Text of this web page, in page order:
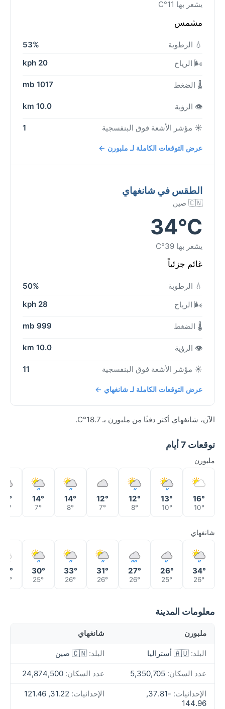
يشعر بها 11°C
مشمس
💧 الرطوبة
53%
🌬️ الرياح
20 kph
🌡️ الضغط 1017 mb
👁️ الرؤية 10.0 km
☀️ مؤشر الأشعة فوق البنفسجية 1
عرض التوقعات الكاملة لـ ملبورن ←
الطقس في شانغهاي
🇨🇳 صين
34°C
يشعر بها 39°C
غائم جزئياً
💧 الرطوبة
50%
🌬️ الرياح
28 kph
🌡️ الضغط 999 mb
👁️ الرؤية 10.0 km
☀️ مؤشر الأشعة فوق البنفسجية 11
عرض التوقعات الكاملة لـ شانغهاي ←
الآن، شانغهاي أكثر دفئًا من ملبورن بـ 18.7°C.
توقعات 7 أيام
ملبورن
16°
10°
13°
10°
12°
8°
12°
7°
14°
8°
14°
7°
13°
10°
شانغهاي
34°
26°
26°
25°
27°
26°
31°
26°
33°
26°
30°
25°
24°
معلومات المدينة
ملبورن شانغهاي
البلد: 🇦🇺 أستراليا البلد: 🇨🇳 صين
عدد السكان: عدد السكان:
الإحداثيات:
-37.81,
144.96
الإحداثيات: